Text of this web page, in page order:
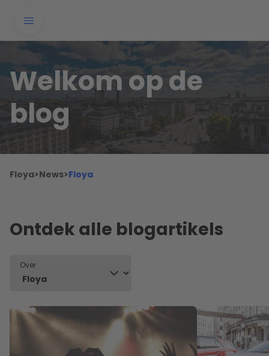
Welkom op de
blog
Floya>News>Floya
Ontdek alle blogartikels
Over